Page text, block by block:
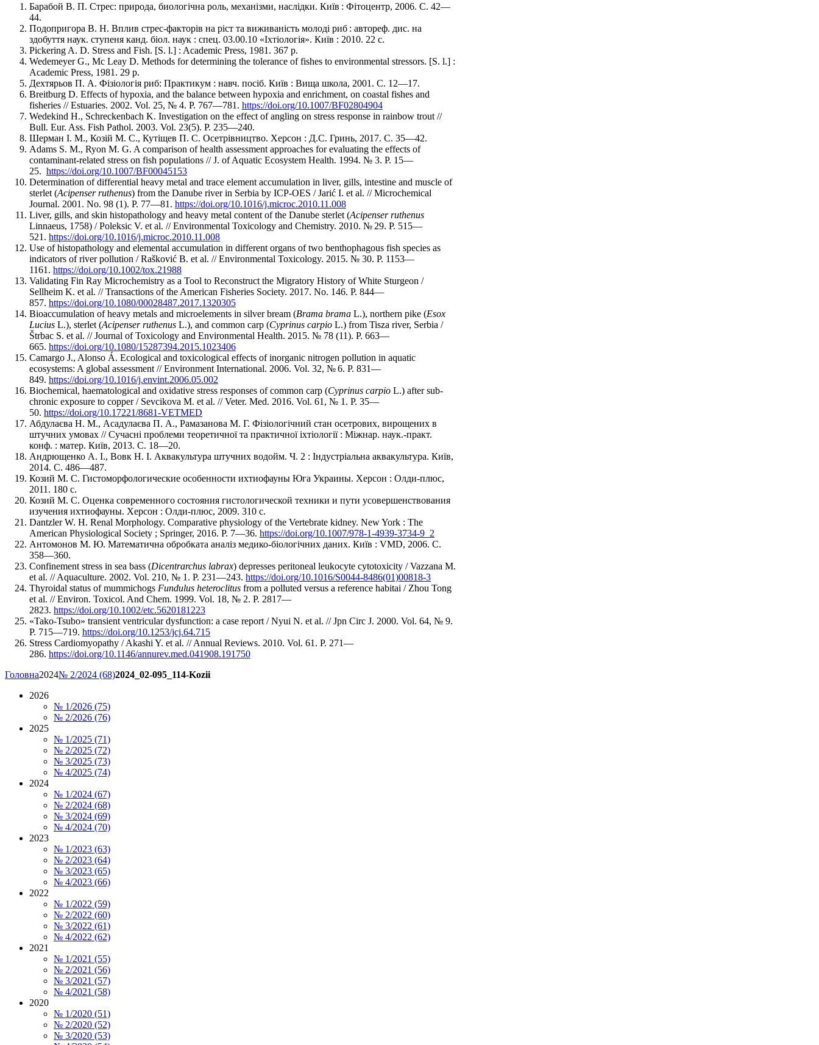
Барабой В. П. Стрес: природа, биологічна роль, механізми, наслідки. Київ : Фітоцентр, 2006. С. 42—
44.
Подопригора В. Н. Вплив стрес-факторів на ріст та виживаність молоді риб : автореф. дис. на
здобуття наук. ступеня канд. біол. наук : спец. 03.00.10 «Іхтіологія». Київ : 2010. 22 с.
Pickering A. D. Stress and Fish. [S. l.] : Academic Press, 1981. 367 p.
Wedemeyer G., Mc Leay D. Methods for determining the tolerance of fishes to environmental stressors. [S. l.] :
Academic Press, 1981. 29 р.
Дехтярьов П. А. Фiзiологiя риб: Практикум : навч. посiб. Київ : Вища школа, 2001. С. 12—17.
Breitburg D. Effects of hypoxia, and the balance between hypoxia and enrichment, on coastal fishes and
fisheries // Estuaries. 2002. Vol. 25, № 4. P. 767—781. https://doi.org/10.1007/BF02804904
Wedekind H., Schreckenbach K. Investigation on the effect of angling on stress response in rainbow trout //
Bull. Eur. Ass. Fish Pathol. 2003. Vol. 23(5). P. 235—240.
Шерман І. М., Козій М. С., Кутіщев П. С. Осетрівництво. Херсон : Д.С. Гринь, 2017. С. 35—42.
Adams S. M., Ryon M. G. A comparison of health assessment approaches for evaluating the effects of
contaminant-related stress on fish populations // J. of Aquatic Ecosystem Health. 1994. № 3. Р. 15—
25. https://doi.org/10.1007/BF00045153
Determination of differential heavy metal and trace element accumulation in liver, gills, intestine and muscle of
sterlet (Acipenser ruthenus) from the Danube river in Serbia by ICP-OES / Jarić I. et al. // Microchemical
Journal. 2001. No. 98 (1). P. 77—81. https://doi.org/10.1016/j.microc.2010.11.008
Liver, gills, and skin histopathology and heavy metal content of the Danube sterlet (Acipenser ruthenus
Linnaeus, 1758) / Poleksic V. et al. // Environmental Toxicology and Chemistry. 2010. № 29. P. 515—
521. https://doi.org/10.1016/j.microc.2010.11.008
Use of histopathology and elemental accumulation in different organs of two benthophagous fish species as
indicators of river pollution / Rašković B. et al. // Environmental Toxicology. 2015. № 30. P. 1153—
1161. https://doi.org/10.1002/tox.21988
Validating Fin Ray Microchemistry as a Tool to Reconstruct the Migratory History of White Sturgeon /
Sellheim K. et al. // Transactions of the American Fisheries Society. 2017. No. 146. P. 844—
857. https://doi.org/10.1080/00028487.2017.1320305
Bioaccumulation of heavy metals and microelements in silver bream (Brama brama L.), northern pike (Esox
Lucius L.), sterlet (Acipenser ruthenus L.), and common carp (Cyprinus carpio L.) from Tisza river, Serbia /
Štrbac S. et al. // Journal of Toxicology and Environmental Health. 2015. № 78 (11). P. 663—
665. https://doi.org/10.1080/15287394.2015.1023406
Camargo J., Alonso Á. Ecological and toxicological effects of inorganic nitrogen pollution in aquatic
ecosystems: A global assessment // Environment International. 2006. Vol. 32, № 6. Р. 831—
849. https://doi.org/10.1016/j.envint.2006.05.002
Biochemical, haematological and oxidative stress responses of common carp (Cyprinus carpio L.) after sub-
chronic exposure to copper / Sevcikova M. et al. // Veter. Med. 2016. Vol. 61, № 1. Р. 35—
50. https://doi.org/10.17221/8681-VETMED
Абдулаєва Н. М., Асадулаєва П. А., Рамазанова М. Г. Фізіологічний стан осетрових, вирощених в
штучних умовах // Сучаснi проблеми теоретичної та практичної iхтiологiї : Міжнар. наук.-практ.
конф. : матер. Київ, 2013. С. 18—20.
Андрющенко А. І., Вовк Н. І. Аквакультура штучних водойм. Ч. 2 : Індустріальна аквакультура. Київ,
2014. С. 486—487.
Козий М. С. Гистоморфологические особенности ихтиофауны Юга Украины. Херсон : Олди-плюс,
2011. 180 с.
Козий М. С. Оценка современного состояния гистологической техники и пути усовершенствования
изучения ихтиофауны. Херсон : Олди-плюс, 2009. 310 с.
Dantzler W. H. Renal Morphology. Comparative physiology of the Vertebrate kidney. New York : The
American Physiological Society ; Springer, 2016. Р. 7—36. https://doi.org/10.1007/978-1-4939-3734-9_2
Антомонов М. Ю. Математична обробката аналіз медико-біологічних даних. Київ : VMD, 2006. С.
358—360.
Confinement stress in sea bass (Dicentrarchus labrax) depresses peritoneal leukocyte cytotoxicity / Vazzana M.
et al. // Aquaculture. 2002. Vol. 210, № 1. P. 231—243. https://doi.org/10.1016/S0044-8486(01)00818-3
Thyroidal status of mummichogs Fundulus heteroclitus from a polluted versus a reference habitai / Zhou Tong
et al. // Environ. Toxicol. And Chem. 1999. Vol. 18, № 2. P. 2817—
2823. https://doi.org/10.1002/etc.5620181223
«Tako-Tsubo» transient ventricular dysfunction: a case report / Nyui N. et al. // Jpn Circ J. 2000. Vol. 64, № 9.
Р. 715—719. https://doi.org/10.1253/jcj.64.715
Stress Cardiomyopathy / Akashi Y. et al. // Annual Reviews. 2010. Vol. 61. P. 271—
286. https://doi.org/10.1146/annurev.med.041908.191750
Головна2024№ 2/2024 (68)2024_02-095_114-Kozii
2026
№ 1/2026 (75)
№ 2/2026 (76)
2025
№ 1/2025 (71)
№ 2/2025 (72)
№ 3/2025 (73)
№ 4/2025 (74)
2024
№ 1/2024 (67)
№ 2/2024 (68)
№ 3/2024 (69)
№ 4/2024 (70)
2023
№ 1/2023 (63)
№ 2/2023 (64)
№ 3/2023 (65)
№ 4/2023 (66)
2022
№ 1/2022 (59)
№ 2/2022 (60)
№ 3/2022 (61)
№ 4/2022 (62)
2021
№ 1/2021 (55)
№ 2/2021 (56)
№ 3/2021 (57)
№ 4/2021 (58)
2020
№ 1/2020 (51)
№ 2/2020 (52)
№ 3/2020 (53)